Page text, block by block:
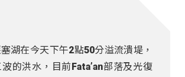
湖在今天下午2點50分溢流潰堤，
的洪水，目前Fata’an部落及光復